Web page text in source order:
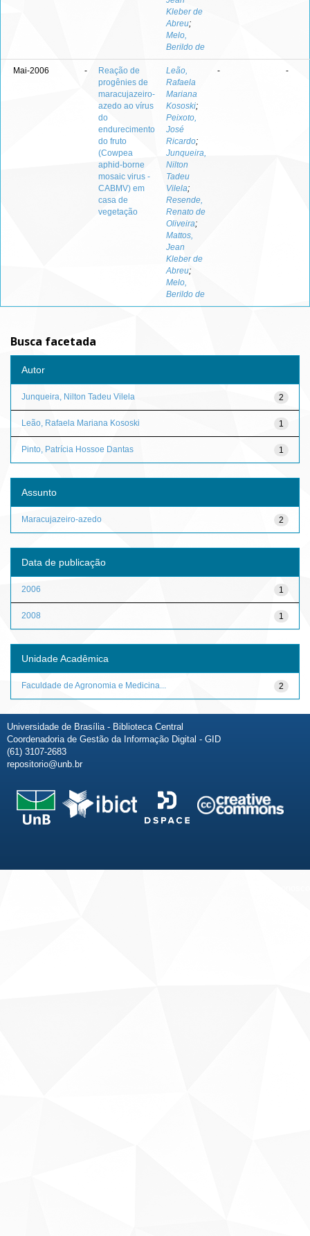
Kleber de
Abreu;
Melo,
Berildo de
Mai-2006 -
Reação de
progênies de
maracujazeiro-
azedo ao vírus
do
endurecimento
do fruto
(Cowpea
aphid-borne
mosaic virus -
CABMV) em
casa de
vegetação
Leão,
Rafaela
Mariana
Kososki;
Peixoto,
José
Ricardo;
Junqueira,
Nilton
Tadeu
Vilela;
Resende,
Renato de
Oliveira;
Mattos,
Jean
Kleber de
Abreu;
Melo,
Berildo de
- -
Busca facetada
Autor
2
Junqueira, Nilton Tadeu Vilela
1
Leão, Rafaela Mariana Kososki
1
Pinto, Patrícia Hossoe Dantas
Assunto
2
Maracujazeiro-azedo
Data de publicação
1
2006
1
2008
Unidade Acadêmica
2
Faculdade de Agronomia e Medicina...
Universidade de Brasília - Biblioteca Central
Coordenadoria de Gestão da Informação Digital - GID
(61) 3107-2683
repositorio@unb.br